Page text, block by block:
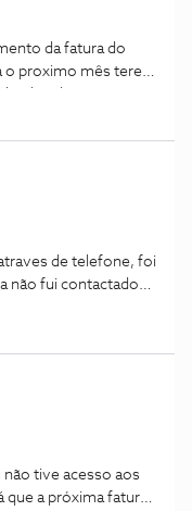
quando as pessoas
o proximo mês terei
(o qual ja
mesma referencia?
de telefone, foi
não fui contactado
questões, pois
a v/loja: 1-Foi
não IVA? 2-Foi
incluidos, com
um
2 vouchers
outra operadora,ja
Cumpts. Vitor Borges
tive acesso aos
a próxima fatura